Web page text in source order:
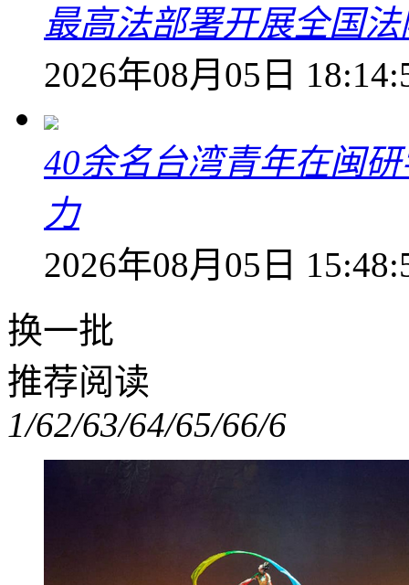
最高法部署开展全国
2026年08月05日
40余名台湾青年在闽
力
2026年08月05日
换一批
推荐阅读
1/62/63/64/65/66/6